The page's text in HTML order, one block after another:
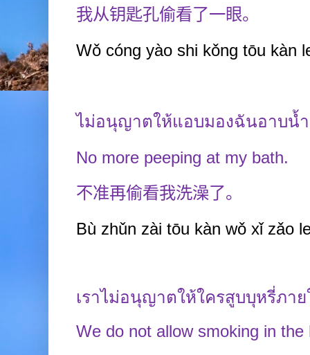
我从钥匙孔偷看了一眼。
Wǒ cóng yào shi kǒng tōu kàn
ไม่อนุญาตให้แอบมองฉันอาบน้
No more peeping at my bath.
不准再偷看我洗澡了。
Bù zhǔn zài tōu kàn wǒ xǐ zǎo
เราไม่อนุญาตให้ใครสูบบุหรี่ภาย
We do not allow smoking in